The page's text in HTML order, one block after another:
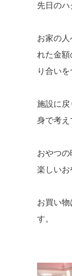
先日のハ
お家の
れた金
り合い
施設に
身で考え
おやつ
楽しいお
お買い
す。